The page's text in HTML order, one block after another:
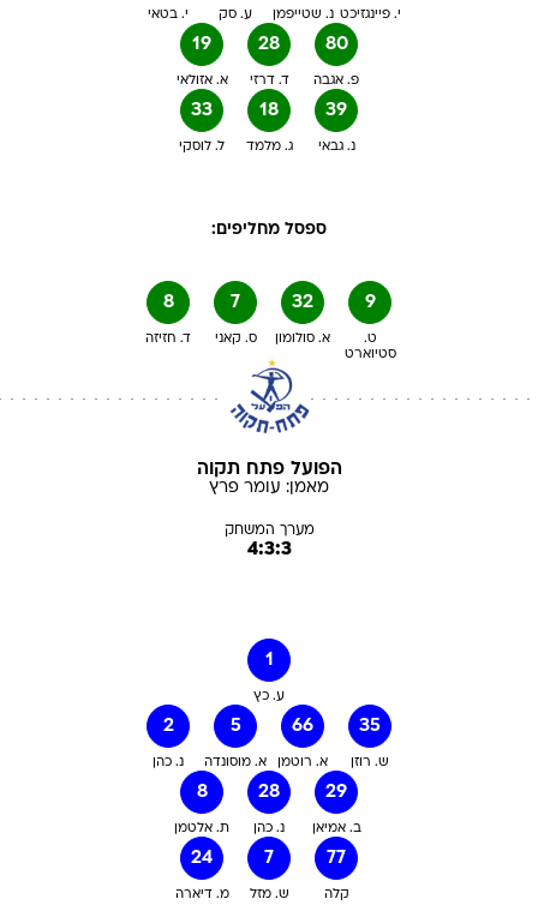
י. בטאי ע. סק נ. שטייפמן י. פיינגזיכט
19
א. אזולאי
28
ד. דרזי
80
פ. אגבה
33
ל. לוסקי
18
ג. מלמד
39
נ. גבאי
ספסל מחליפים:
8
ד. חזיזה
7
ס. קאני
32
א. סולומון
9
ט.
סטיוארט
הפועל פתח תקוה
מאמן: עומר פרץ
מערך המשחק
4:3:3
1
ע. כץ
2
נ. כהן
5
א. מוסונדה
66
א. רוטמן
35
ש. רוזן
8
ת. אלטמן
28
נ. כהן
29
ב. אמיאן
24
מ. דיארה
7
ש. מזל
77
קלה